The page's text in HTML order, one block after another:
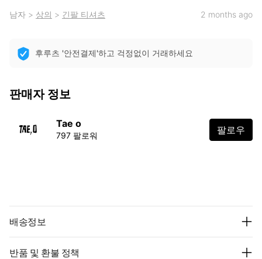
남자 > 상의 > 긴팔 티셔츠 2 months ago
후루츠 '안전결제'하고 걱정없이 거래하세요
판매자 정보
Tae o
797 팔로워 팔로우
배송정보
반품 및 환불 정책